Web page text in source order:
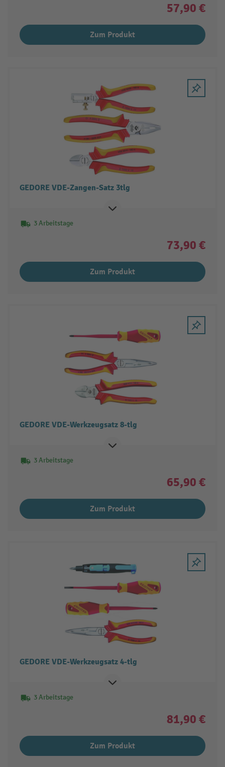
57,90 €
Zum Produkt
GEDORE VDE-Zangen-Satz 3tlg
3 Arbeitstage
73,90 €
Zum Produkt
GEDORE VDE-Werkzeugsatz 8-tlg
3 Arbeitstage
65,90 €
Zum Produkt
GEDORE VDE-Werkzeugsatz 4-tlg
3 Arbeitstage
81,90 €
Zum Produkt